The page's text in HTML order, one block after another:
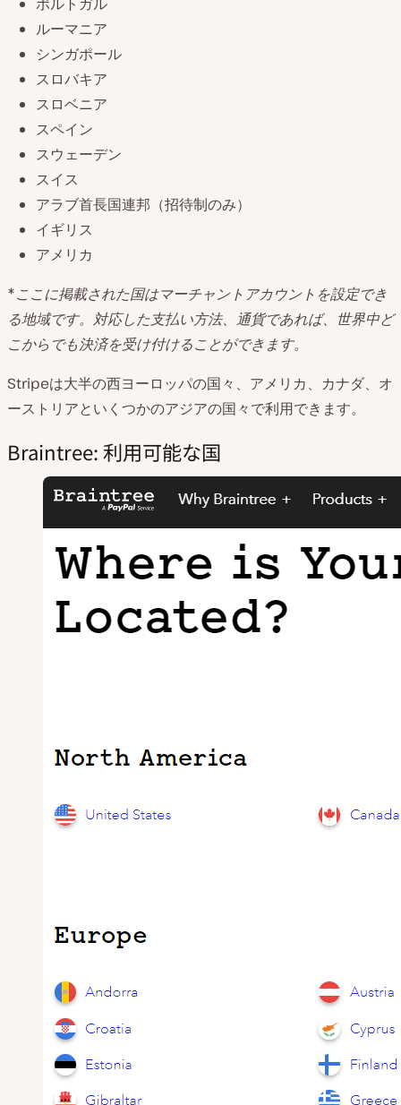
ルーマニア
シンガポール
スロバキア
スロベニア
スペイン
スウェーデン
スイス
アラブ首長国連邦（招待制のみ）
イギリス
アメリカ
*ここに掲載された国はマーチャントアカウントを設定でき
る地域です。対応した支払い方法、通貨であれば、世界中ど
こからでも決済を受け付けることができます。
Stripeは大半の西ヨーロッパの国々、アメリカ、カナダ、オ
ーストリアといくつかのアジアの国々で利用できます。
Braintree: 利用可能な国